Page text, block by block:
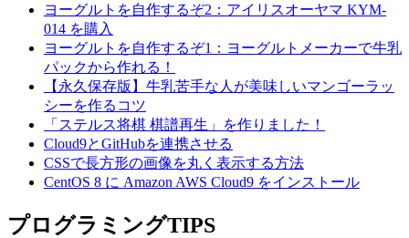
ヨーグルトを自作するぞ2：アイリスオーヤマ KYM-
014 を購入
ヨーグルトを自作するぞ1：ヨーグルトメーカーで牛乳
パックから作れる！
【永久保存版】牛乳苦手な人が美味しいマンゴーラッ
シーを作るコツ
「ステルス将棋 棋譜再生」を作りました！
Cloud9とGitHubを連携させる
CSSで長方形の画像を丸く表示する方法
CentOS 8 に Amazon AWS Cloud9 をインストール
プログラミングTIPS